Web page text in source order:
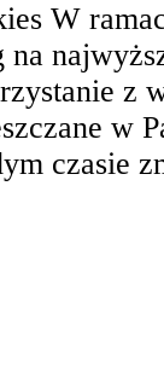
W
na
z
w
czasie